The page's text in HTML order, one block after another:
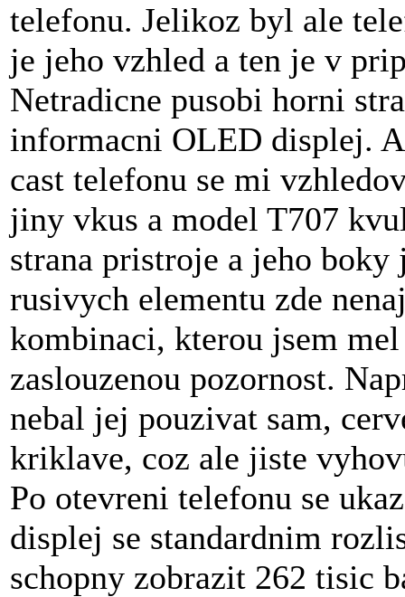
telefonu. Jelikoz byl ale
je jeho vzhled a ten je v
Netradicne pusobi horni
informacni OLED displej.
cast telefonu se mi
jiny vkus a model T707
strana pristroje a jeho
rusivych elementu zde
kombinaci, kterou jsem
zaslouzenou pozornost.
nebal jej pouzivat sam,
kriklave, coz ale jiste
Po otevreni telefonu se
displej se standardnim
schopny zobrazit 262 tisic